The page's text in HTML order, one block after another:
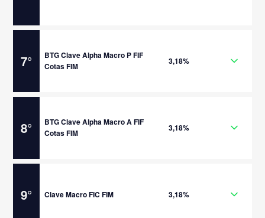
7°
BTG Clave Alpha Macro P FIF
Cotas FIM
3,18%
8°
BTG Clave Alpha Macro A FIF
Cotas FIM
3,18%
9° Clave Macro FIC FIM 3,18%